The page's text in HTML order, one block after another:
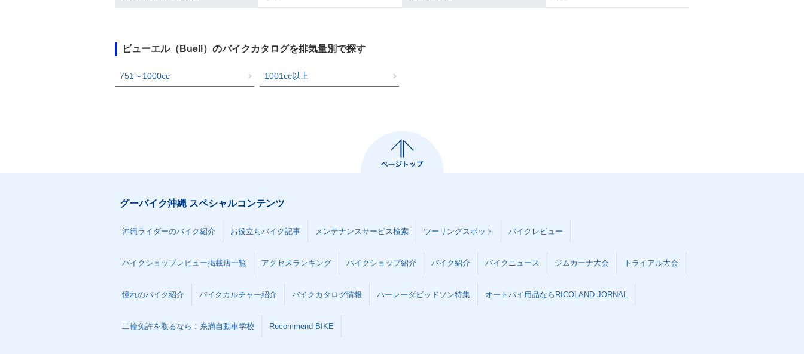
ビューエル（Buell）のバイクカタログを排気量別で探す
751～1000cc 1001cc以上
グーバイク沖縄 スペシャルコンテンツ
沖縄ライダーのバイク紹介 お役立ちバイク記事 メンテナンスサービス検索 ツーリングスポット バイクレビュー
バイクショップレビュー掲載店一覧 アクセスランキング バイクショップ紹介 バイク紹介 バイクニュース ジムカーナ大会 トライアル大会
憧れのバイク紹介 バイクカルチャー紹介 バイクカタログ情報 ハーレーダビッドソン特集 オートバイ用品ならRICOLAND JORNAL
二輪免許を取るなら！糸満自動車学校 Recommend BIKE